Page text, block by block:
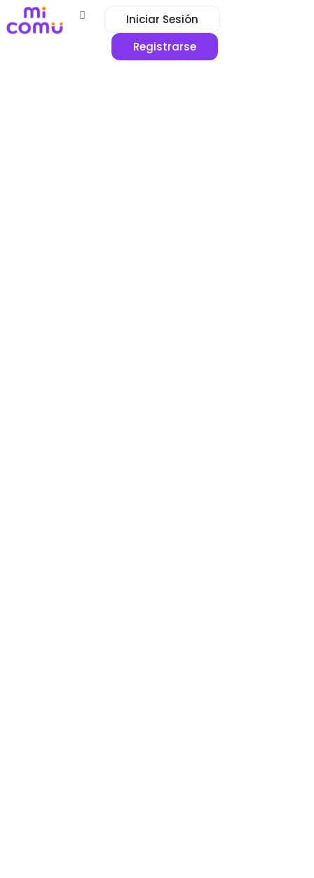
Iniciar Sesión
Registrarse